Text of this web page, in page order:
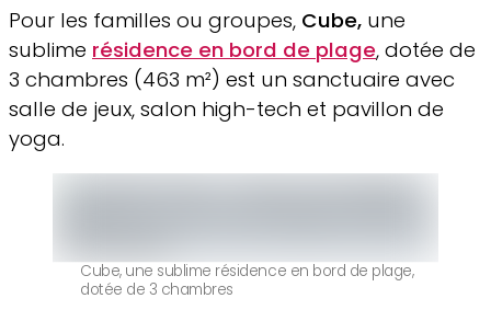
Pour les familles ou groupes, Cube, une
sublime résidence en bord de plage, dotée de
3 chambres (463 m²) est un sanctuaire avec
salle de jeux, salon high-tech et pavillon de
yoga.
Cube, une sublime résidence en bord de plage,
dotée de 3 chambres